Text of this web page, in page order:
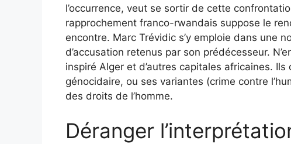
l’occurrence, veut se sortir de cette
rapprochement franco-rwandais suppose le
encontre. Marc Trévidic s’y emploie dans une
d’accusation retenus par son prédécesseur.
inspiré Alger et d’autres capitales africaines.
génocidaire, ou ses variantes (crime contre
des droits de l’homme.
Déranger